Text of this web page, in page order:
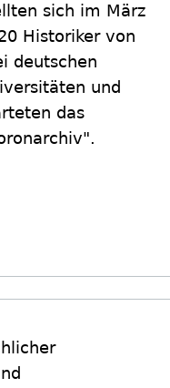
sich im März
Historiker von
deutschen
und
das